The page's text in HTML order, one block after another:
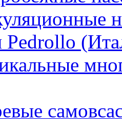
Pedrollo